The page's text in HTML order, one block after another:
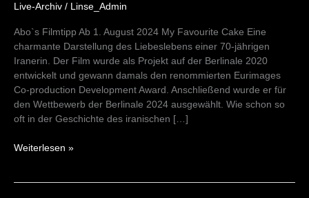
Live-Archiv / Linse_Admin
Abo`s Filmtipp Ab 1. August 2024 My Favourite Cake Eine
charmante Darstellung des Liebeslebens einer 70-jährigen
Iranerin. Der Film wurde als Projekt auf der Berlinale 2020
entwickelt und gewann damals den renommierten Eurimages
Co-production Development Award. Anschließend wurde er für
den Wettbewerb der Berlinale 2024 ausgewählt. Wie schon so
oft in der Geschichte des iranischen […]
Weiterlesen »